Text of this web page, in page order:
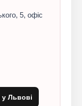
5, офіс
у Львові